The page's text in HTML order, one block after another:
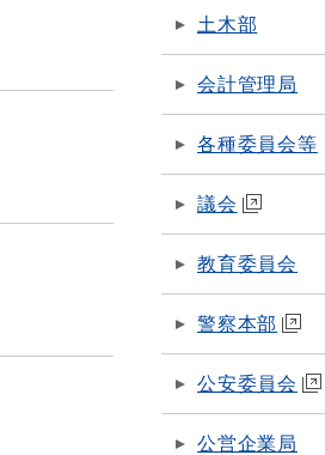
土木部
会計管理局
各種委員会等
議会
教育委員会
警察本部
公安委員会
公営企業局